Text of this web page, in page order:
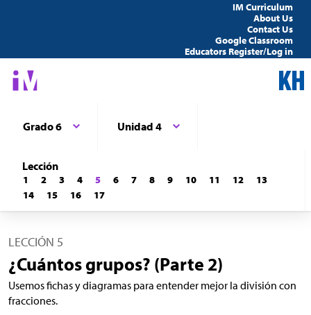
IM Curriculum
About Us
Contact Us
Google Classroom
Educators Register/Log in
Grado 6 Unidad 4
Lección
1 2 3 4 5 6 7 8 9 10 11 12
13
14
15 16 17
LECCIÓN 5
¿Cuántos grupos? (Parte 2)
Usemos fichas y diagramas para entender mejor la división con
fracciones.